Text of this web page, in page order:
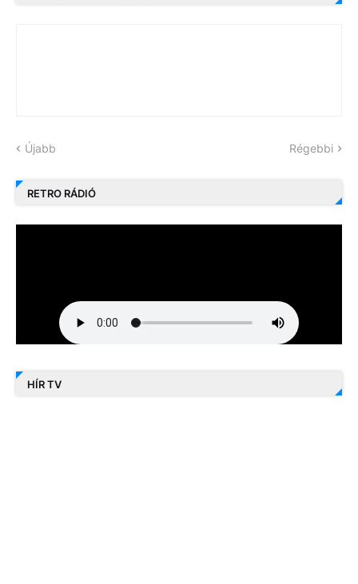
Újabb Régebbi
RETRO RÁDIÓ
HÍR TV